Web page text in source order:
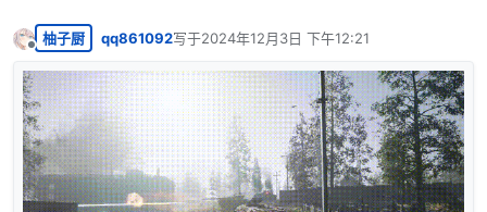
离线
柚子厨 qq861092写于2024年12月3日 下午12:21
最后由 编辑